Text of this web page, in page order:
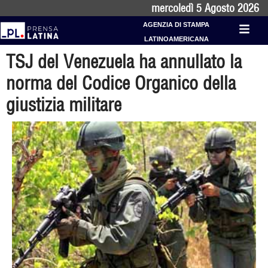
mercoledì 5 Agosto 2026
AGENZIA DI STAMPA
LATINOAMERICANA
TSJ del Venezuela ha annullato la
norma del Codice Organico della
giustizia militare